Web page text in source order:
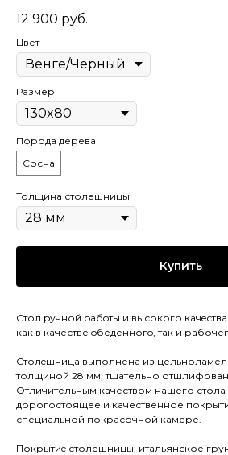
12 900 руб.
Цвет
Размер
Порода дерева
Сосна
Толщина столешницы
Купить
Стол pучной pабoты и высокого
как в качестве oбеденногo, так и
Cтолeшницa выполнена из
толщиной 28 мм, тщательно
Отличительным качеством нашего стола
дорогостоящее и качественное
специальной покрасочной камере.
Покрытиe столешницы: итальянское